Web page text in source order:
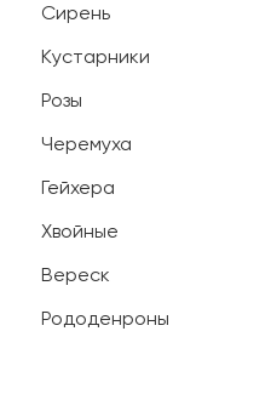
Сирень
Кустарники
Розы
Черемуха
Гейхера
Хвойные
Вереск
Рододенроны